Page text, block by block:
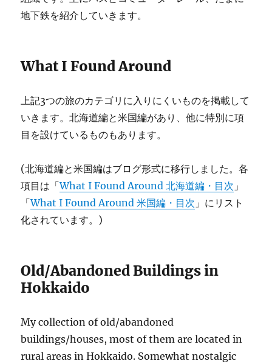
地下鉄を紹介していきます。
What I Found Around
上記3つの旅のカテゴリに入りにくいものを掲載して
いきます。北海道編と米国編があり、他に特別に項
目を設けているものもあります。
(北海道編と米国編はブログ形式に移行しました。各
項目は「What I Found Around 北海道編・目次 」
「What I Found Around 米国編・目次 」にリスト
化されています。)
Old/Abandoned Buildings in
Hokkaido
My collection of old/abandoned
buildings/houses, most of them are located in
rural areas in Hokkaido. Somewhat nostalgic